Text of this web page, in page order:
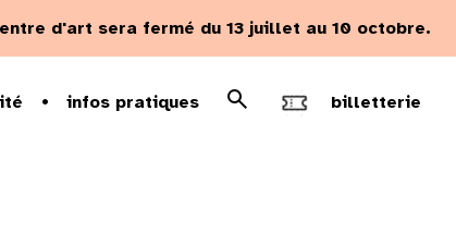
d'art sera fermé du 13 juillet au 10 octobre.
infos pratiques Recherche
Rechercher billetterie